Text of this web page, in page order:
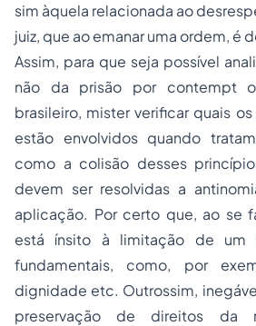
sim àquela relacionada ao
juiz, que ao emanar uma ordem, é
Assim, para que seja possível
não da prisão por contempt
brasileiro, mister verificar quais
estão envolvidos quando
como a colisão desses
devem ser resolvidas a
aplicação. Por certo que, ao se
está ínsito à limitação de um
fundamentais, como, por
dignidade etc. Outrossim,
preservação de direitos da